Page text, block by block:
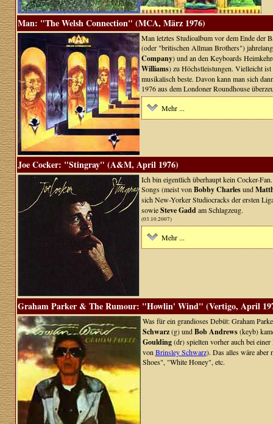
Man: "The Welsh Connection" (MCA, März 1976)
Man letztes Studioalbum vor dem Ende der
(oder "britischen Allman Brothers")
Company) und an den Keyboards
Williams) zu Höchstleistungen. Vielleicht ist
musikalisch beste. Davon kann man sich
1976 aus dem Londoner Roundhouse
Mehr ...
Joe Cocker: "Stingray" (A&M, April 1976)
Ich bin eigentlich überhaupt kein Cocker-
Songs (meist von Bobby Charlesund
sich New-Yorker Studiocracks der ersten
sowieSteve Gadd am Schlagzeug.
(03.10.2007)
Mehr ...
Graham Parker & The Rumour: "Howlin' Wind" (Vertigo, April
Was für ein grandioses Debüt: Graham
Schwarz(g) undBob Andrews(keyb)
Goulding(dr) spielten vorher auch bei
von Brinsley Schwarz). Das alles wäre
Shoes", "White Honey", etc.